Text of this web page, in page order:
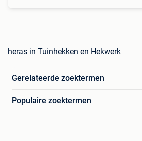
heras in Tuinhekken en Hekwerk
Gerelateerde zoektermen
Populaire zoektermen